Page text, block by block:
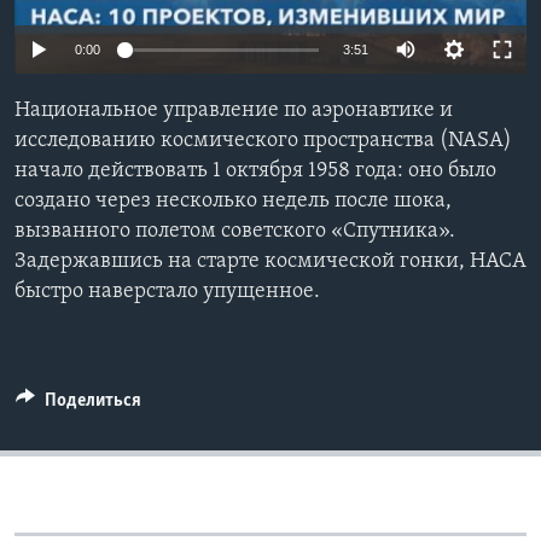
Learning English
СОЦИАЛЬНЫЕ СЕТИ
Языки
0:00 3:51
Национальное управление по аэронавтике и
исследованию космического пространства (NASA)
начало действовать 1 октября 1958 года: оно было
создано через несколько недель после шока,
вызванного полетом советского «Спутника».
Задержавшись на старте космической гонки, НАСА
быстро наверстало упущенное.
Поделиться